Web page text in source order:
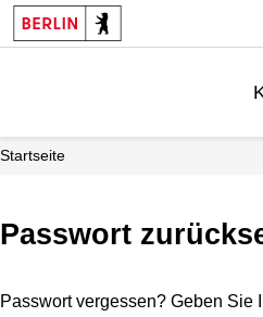
Startseite
Passwort
Passwort vergessen? Geben Sie